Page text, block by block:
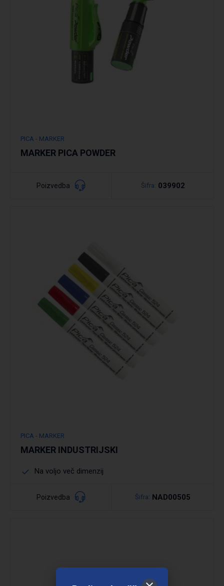
Podrobno
PICA - MARKER
MARKER PICA POWDER
Poizvedba Šifra: 039902
PICA - MARKER
MARKER INDUSTRIJSKI
Na voljo več dimenzij
Poizvedba Šifra: NAD00505